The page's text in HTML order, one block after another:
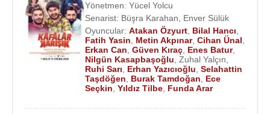
Yönetmen: Yücel Yolcu
Senarist: Büşra Karahan
Enver Sülük
Oyuncular: Atakan Özyurt Bilal Hancı
Fatih Yasin
Metin Akpınar, Cihan Ünal
Erkan Can Güven Kıraç Enes Batur,
Nilgün Kasapbaşoğlu Zuhal Yalçın
Ruhi Sarı
Erhan Yazıcıoğlu Selahattin
Taşdöğen
Burak Tamdoğan
Ece
Seçkin Yıldız Tilbe Funda Arar